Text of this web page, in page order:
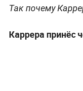
Так почему
Каррера принёс